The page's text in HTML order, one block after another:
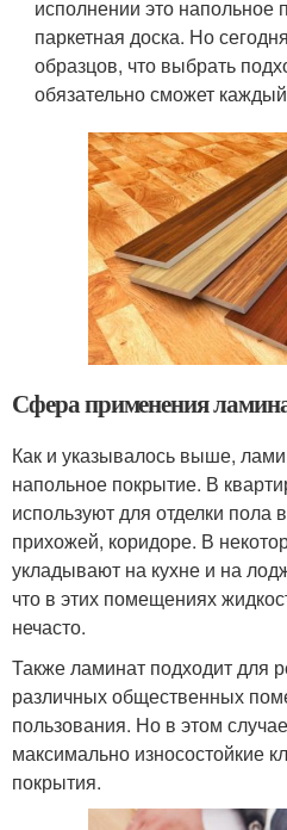
исполнении это напольное
паркетная доска. Но
образцов, что выбрать
обязательно сможет
Сфера применения
Как и указывалось выше,
напольное покрытие. В
используют для отделки
прихожей, коридоре. В
укладывают на кухне и на
что в этих помещениях
нечасто.
Также ламинат подходит для
различных общественных
пользования. Но в этом
максимально износостойкие
покрытия.